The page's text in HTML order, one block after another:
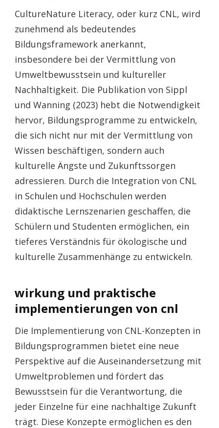
CultureNature Literacy, oder kurz CNL, wird
zunehmend als bedeutendes
Bildungsframework anerkannt,
insbesondere bei der Vermittlung von
Umweltbewusstsein und kultureller
Nachhaltigkeit. Die Publikation von Sippl
und Wanning (2023) hebt die Notwendigkeit
hervor, Bildungsprogramme zu entwickeln,
die sich nicht nur mit der Vermittlung von
Wissen beschäftigen, sondern auch
kulturelle Ängste und Zukunftssorgen
adressieren. Durch die Integration von CNL
in Schulen und Hochschulen werden
didaktische Lernszenarien geschaffen, die
Schülern und Studenten ermöglichen, ein
tieferes Verständnis für ökologische und
kulturelle Zusammenhänge zu entwickeln.
wirkung und praktische
implementierungen von cnl
Die Implementierung von CNL-Konzepten in
Bildungsprogrammen bietet eine neue
Perspektive auf die Auseinandersetzung mit
Umweltproblemen und fördert das
Bewusstsein für die Verantwortung, die
jeder Einzelne für eine nachhaltige Zukunft
trägt. Diese Konzepte ermöglichen es den